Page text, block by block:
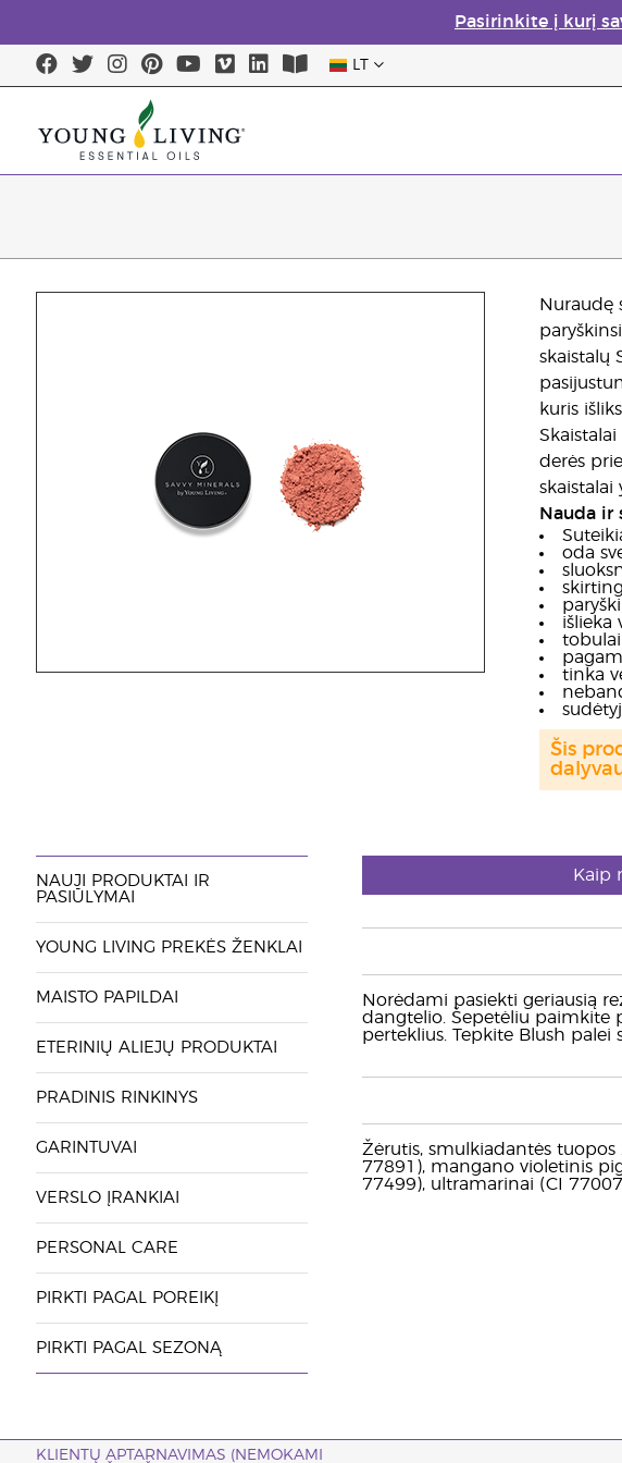
Pasirinkite į kurį
LT
Nuraudę
skaistalų
kuris
derės
skaistalai
Nauda ir
oda
išlieka
tinka
Šis
NAUJI PRODUKTAI IR
PASIŪLYMAI
YOUNG LIVING PREKĖS ŽENKLAI
MAISTO PAPILDAI
ETERINIŲ ALIEJŲ PRODUKTAI
PRADINIS RINKINYS
GARINTUVAI
VERSLO ĮRANKIAI
PERSONAL CARE
PIRKTI PAGAL POREIKĮ
PIRKTI PAGAL SEZONĄ
Kaip
Norėdami pasiekti geriausią
dangtelio. Šepetėliu paimkite
perteklius. Tepkite Blush
Žėrutis, smulkiadantės tuopos
77891), mangano violetinis
77499), ultramarinai (CI
KLIENTŲ APTARNAVIMAS (NEMOKAMI